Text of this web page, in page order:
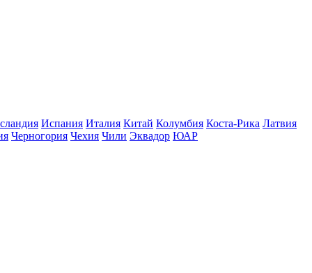
Испания Италия Китай Колумбия Коста-Рика Латвия
Черногория Чехия Чили Эквадор ЮАР